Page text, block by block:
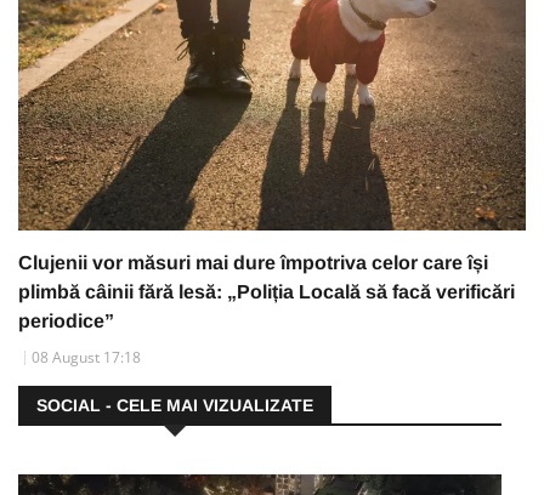
Clujenii vor măsuri mai dure împotriva celor care își
plimbă câinii fără lesă: „Poliția Locală să facă verificări
periodice”
08 August 17:18
SOCIAL - CELE MAI VIZUALIZATE